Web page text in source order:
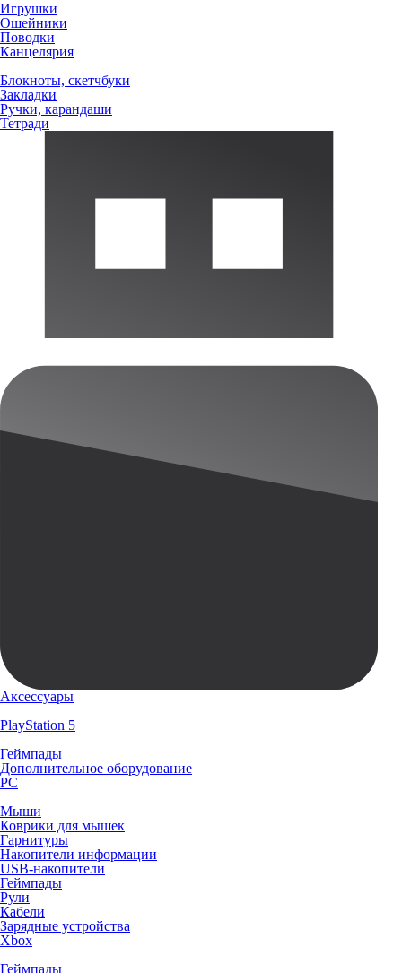
Игрушки
Ошейники
Поводки
Канцелярия
Блокноты, скетчбуки
Закладки
Ручки, карандаши
Тетради
Аксессуары
PlayStation 5
Геймпады
Дополнительное оборудование
PC
Мыши
Коврики для мышек
Гарнитуры
Накопители информации
USB-накопители
Геймпады
Рули
Кабели
Зарядные устройства
Xbox
Геймпады